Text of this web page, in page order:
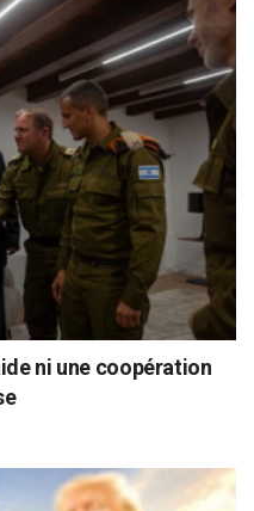
ni une coopération